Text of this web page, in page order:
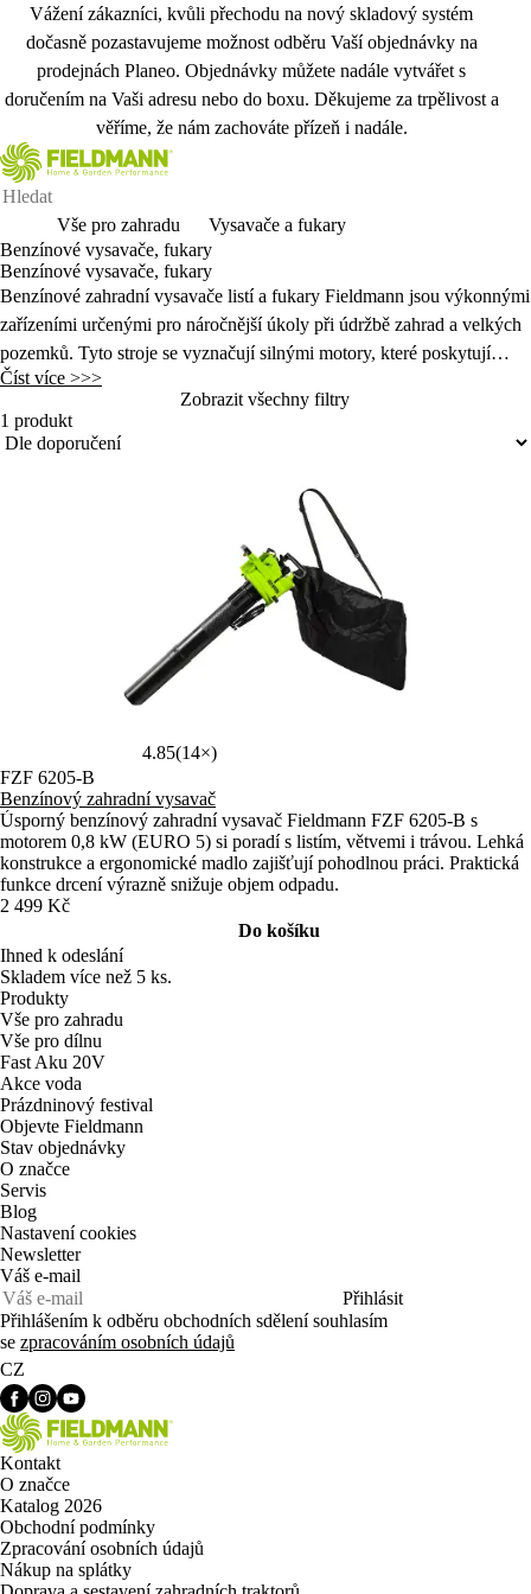
Vážení zákazníci, kvůli přechodu na nový skladový systém
dočasně pozastavujeme možnost odběru Vaší objednávky na
prodejnách Planeo. Objednávky můžete nadále vytvářet s
doručením na Vaši adresu nebo do boxu. Děkujeme za trpělivost a
věříme, že nám zachováte přízeň i nadále.
Vše pro zahradu
Vysavače a fukary
Benzínové vysavače, fukary
Benzínové vysavače, fukary
Benzínové zahradní vysavače listí a fukary Fieldmann jsou výkonnými
zařízeními určenými pro náročnější úkoly při údržbě zahrad a velkých
pozemků. Tyto stroje se vyznačují silnými motory, které poskytují
vysoký výkon, což umožňuje efektivní foukání a vysávání listí a
ostatních nečistot i na větších plochách.
Číst více >>>
Zobrazit všechny filtry
1 produkt
4.85(14×)
FZF 6205-B
Benzínový zahradní vysavač
Úsporný benzínový zahradní vysavač Fieldmann FZF 6205-B s
motorem 0,8 kW (EURO 5) si poradí s listím, větvemi i trávou. Lehká
konstrukce a ergonomické madlo zajišťují pohodlnou práci. Praktická
funkce drcení výrazně snižuje objem odpadu.
2 499 Kč
Do košíku
Ihned k odeslání
Skladem více než 5 ks.
Produkty
Vše pro zahradu
Vše pro dílnu
Fast Aku 20V
Akce voda
Prázdninový festival
Objevte Fieldmann
Stav objednávky
O značce
Servis
Blog
Nastavení cookies
Newsletter
Váš e-mail
Přihlásit
Přihlášením k odběru obchodních sdělení souhlasím
se zpracováním osobních údajů
CZ
Kontakt
O značce
Katalog 2026
Obchodní podmínky
Zpracování osobních údajů
Nákup na splátky